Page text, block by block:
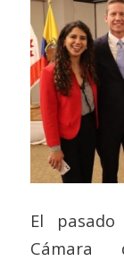
El
Cámara